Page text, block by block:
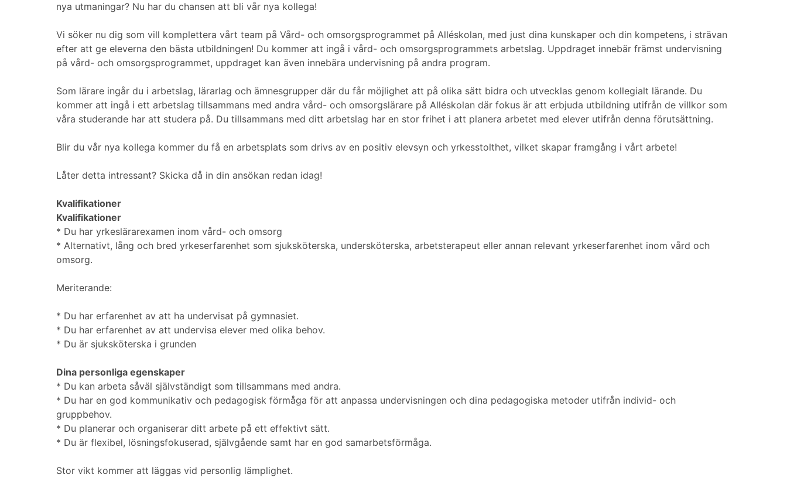
nya utmaningar? Nu har du chansen att bli vår nya kollega!
Vi söker nu dig som vill komplettera vårt team på Vård- och omsorgsprogrammet på Alléskolan, med just dina kunskaper och din kompetens, i strävan
efter att ge eleverna den bästa utbildningen! Du kommer att ingå i vård- och omsorgsprogrammets arbetslag. Uppdraget innebär främst undervisning
på vård- och omsorgsprogrammet, uppdraget kan även innebära undervisning på andra program.
Som lärare ingår du i arbetslag, lärarlag och ämnesgrupper där du får möjlighet att på olika sätt bidra och utvecklas genom kollegialt lärande. Du
kommer att ingå i ett arbetslag tillsammans med andra vård- och omsorgslärare på Alléskolan där fokus är att erbjuda utbildning utifrån de villkor som
våra studerande har att studera på. Du tillsammans med ditt arbetslag har en stor frihet i att planera arbetet med elever utifrån denna förutsättning.
Blir du vår nya kollega kommer du få en arbetsplats som drivs av en positiv elevsyn och yrkesstolthet, vilket skapar framgång i vårt arbete!
Låter detta intressant? Skicka då in din ansökan redan idag!
Kvalifikationer
Kvalifikationer
* Du har yrkeslärarexamen inom vård- och omsorg
* Alternativt, lång och bred yrkeserfarenhet som sjuksköterska, undersköterska, arbetsterapeut eller annan relevant yrkeserfarenhet inom vård och
omsorg.
Meriterande:
* Du har erfarenhet av att ha undervisat på gymnasiet.
* Du har erfarenhet av att undervisa elever med olika behov.
* Du är sjuksköterska i grunden
Dina personliga egenskaper
* Du kan arbeta såväl självständigt som tillsammans med andra.
* Du har en god kommunikativ och pedagogisk förmåga för att anpassa undervisningen och dina pedagogiska metoder utifrån individ- och
gruppbehov.
* Du planerar och organiserar ditt arbete på ett effektivt sätt.
* Du är flexibel, lösningsfokuserad, självgående samt har en god samarbetsförmåga.
Stor vikt kommer att läggas vid personlig lämplighet.